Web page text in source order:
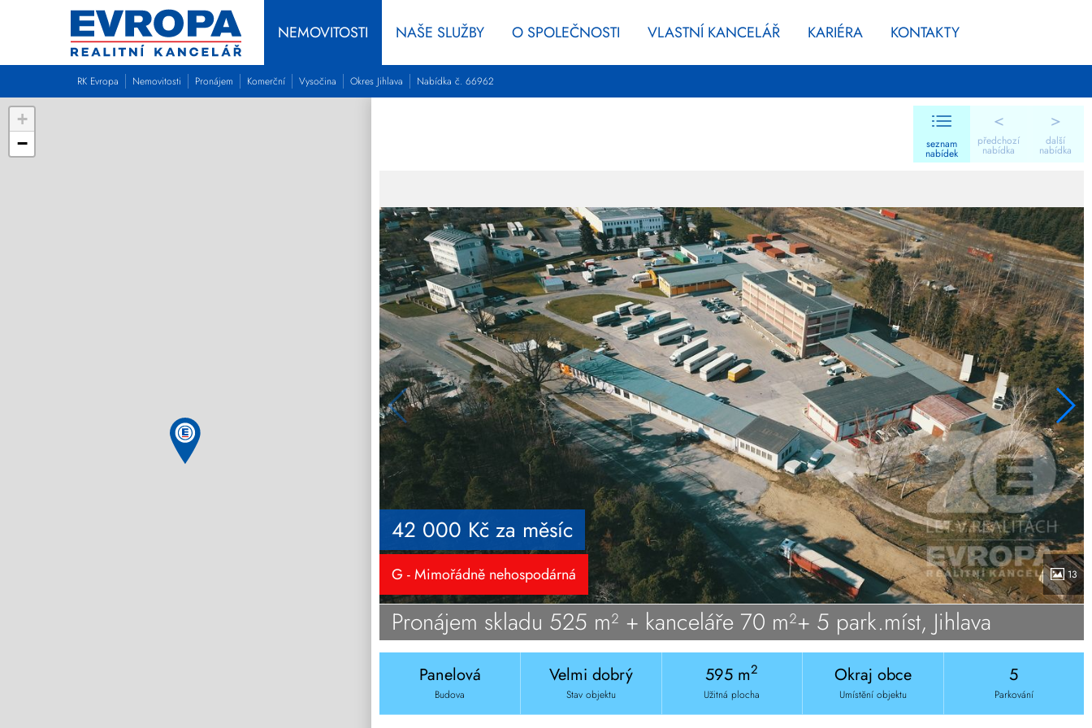
NEMOVITOSTI NAŠE SLUŽBY O SPOLEČNOSTI VLASTNÍ KANCELÁŘ KARIÉRA KONTAKTY
RK Evropa Nemovitosti Pronájem Komerční Vysočina Okres Jihlava Nabídka č. 66962
+
−
<
předchozí
nabídka
seznam
nabídek
>
další
nabídka
42 000 Kč za měsíc
G - Mimořádně nehospodárná 13
Pronájem skladu 525 m² + kanceláře 70 m²+ 5 park.míst, Jihlava
Panelová
Budova
Velmi dobrý
Stav objektu
595 m2
Užitná plocha
Okraj obce
Umístění objektu
5
Parkování